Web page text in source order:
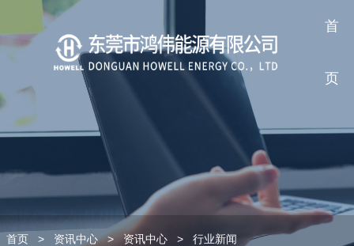
首
页
首页 > 资讯中心 > 资讯中心 > 行业新闻